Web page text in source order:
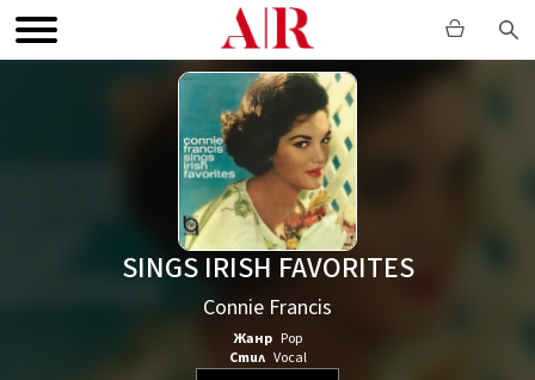
SINGS IRISH FAVORITES
Connie Francis
Жанр Pop
Стил Vocal